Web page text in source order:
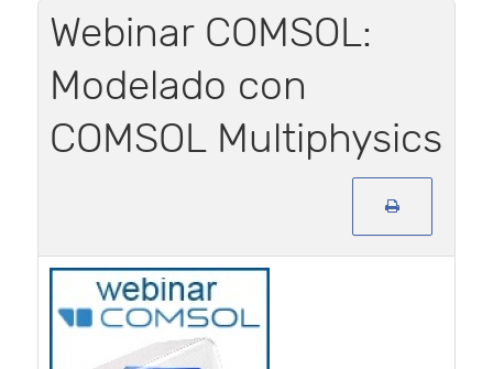
Webinar COMSOL:
Modelado con
COMSOL Multiphysics